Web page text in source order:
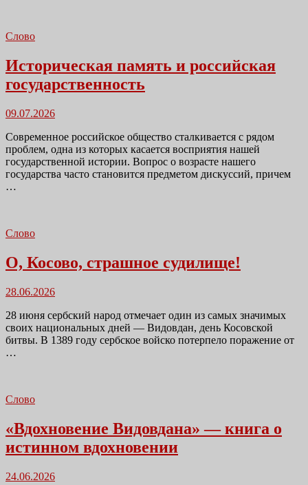
Слово
Историческая память и российская
государственность
Размещено
09.07.2026
Современное российское общество сталкивается с рядом
проблем, одна из которых касается восприятия нашей
государственной истории. Вопрос о возрасте нашего
государства часто становится предметом дискуссий, причем
…
Слово
О, Косово, страшное судилище!
Размещено
28.06.2026
28 июня сербский народ отмечает один из самых значимых
своих национальных дней — Видовдан, день Косовской
битвы. В 1389 году сербское войско потерпело поражение от
…
Слово
«Вдохновение Видовдана» — книга о
истинном вдохновении
Размещено
24.06.2026